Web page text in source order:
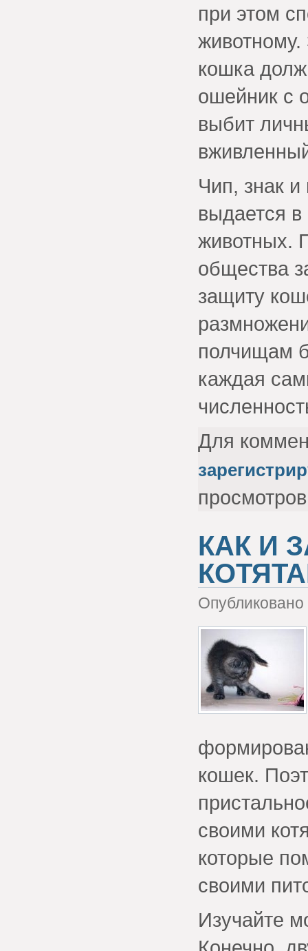
при этом
кошка
ошейник с
выбит
Чип, знак
выдается
животных.
общества
защиту
полчищам
каждая
Для
просмотров
КАК И
кошек.
своими
которые
своими
Изучайте